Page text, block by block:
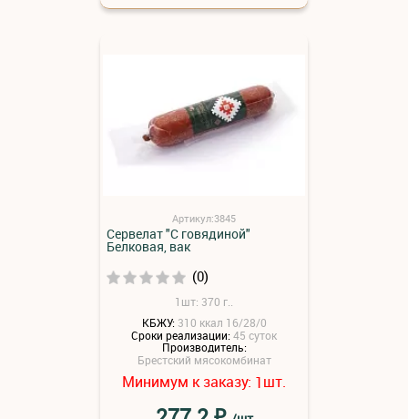
Артикул:3845
Сервелат "С говядиной"
Белковая, вак
(0)
1шт: 370 г..
КБЖУ: 310 ккал 16/28/0
Сроки реализации:45 суток
Производитель:
Брестский мясокомбинат
Минимум к заказу: 1шт.